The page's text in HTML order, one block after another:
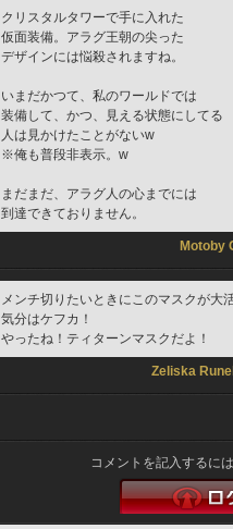
クリスタルタワーで手に入れた
仮面装備。アラグ王朝の尖った
デザインには悩殺されますね。
いまだかつて、私のワールドでは
装備して、かつ、見える状態にしてる
人は見かけたことがないw
※俺も普段非表示。w
まだまだ、アラグ人の心までには
到達できておりません。
Motoby
メンチ切りたいときにこのマスクが大
気分はケフカ！
やったね！ティターンマスクだよ！
Zeliska
コメントを記入するに